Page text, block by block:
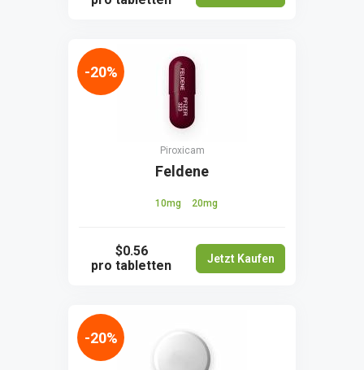
Piroxicam
Feldene
10mg 20mg
$0.56
pro tabletten
Jetzt Kaufen
-20%
-20%